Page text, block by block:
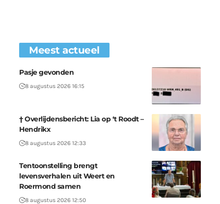
Meest actueel
Pasje gevonden
8 augustus 2026 16:15
† Overlijdensbericht: Lia op ‘t Roodt –
Hendrikx
8 augustus 2026 12:33
Tentoonstelling brengt
levensverhalen uit Weert en
Roermond samen
8 augustus 2026 12:50